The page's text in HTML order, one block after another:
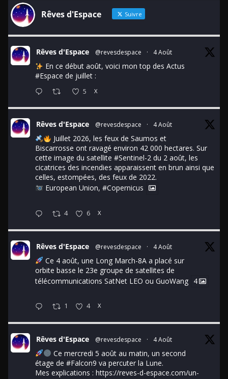
Rêves d'Espace Suivre
Rêves d'Espace @revesdespace · 4 Août
En ce début août, voici mon top des Actus
#Espace de juillet :
5 X
Rêves d'Espace @revesdespace · 4 Août
Juillet 2026, les feux de Saumos et
Biscarrosse ont ravagé environ 42 000 hectares. Sur
cette image du satellite #Sentinel-2 du 2 août, les
cicatrices des incendies apparaissent en brun ainsi que
celles, estompées, des feux de 2022.
European Union, #Copernicus
4 6 X
Rêves d'Espace @revesdespace · 4 Août
Ce 4 août, une Long March-8A a placé sur
orbite basse le 23e groupe de satellites de
télécommunications SatNet LEO ou GuoWang 4
1 4 X
Rêves d'Espace @revesdespace · 4 Août
Ce mercredi 5 août au matin, un second
étage de #Falcon9 va percuter la Lune.
Mes explications : https://reves-d-espace.com/un-